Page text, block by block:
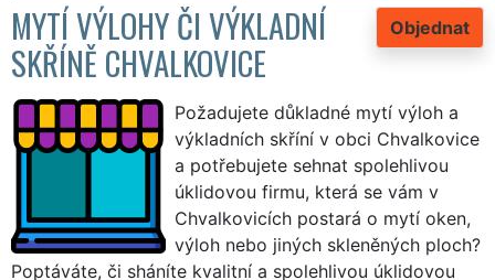
Objednat
MYTÍ VÝLOHY ČI VÝKLADNÍ
SKŘÍNĚ CHVALKOVICE
Požadujete důkladné mytí výloh a
výkladních skříní v obci Chvalkovice
a potřebujete sehnat spolehlivou
úklidovou firmu, která se vám v
Chvalkovicích postará o mytí oken,
výloh nebo jiných skleněných ploch?
Poptáváte, či sháníte kvalitní a spolehlivou úklidovou